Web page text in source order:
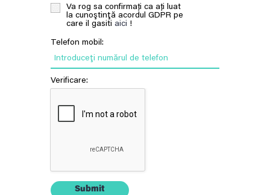
Submit
Verificare:
Va rog sa confirmați ca ați luat
la cunoştinţă acordul GDPR pe
care il gasiti aici !
Telefon mobil:
Introduceţi numărul de telefon